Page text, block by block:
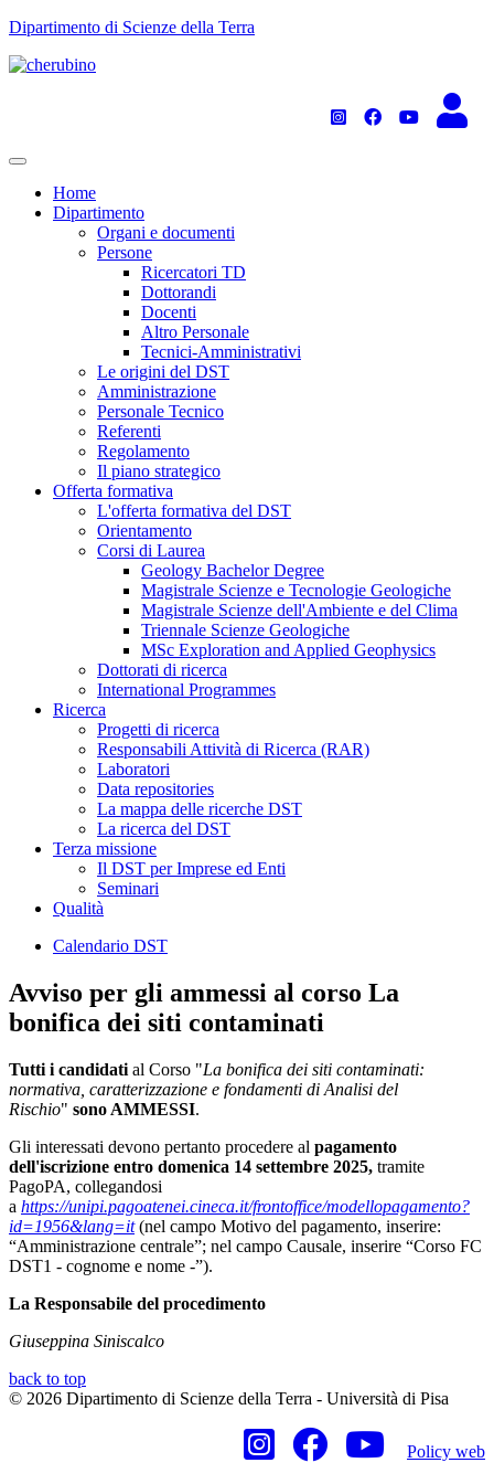
TPL_UNIPI_SKIP_TO_CONTENT
Dipartimento di Scienze della Terra
Home
Dipartimento
Organi e documenti
Persone
Ricercatori TD
Dottorandi
Docenti
Altro Personale
Tecnici-Amministrativi
Le origini del DST
Amministrazione
Personale Tecnico
Referenti
Regolamento
Il piano strategico
Offerta formativa
L'offerta formativa del DST
Orientamento
Corsi di Laurea
Geology Bachelor Degree
Magistrale Scienze e Tecnologie Geologiche
Magistrale Scienze dell'Ambiente e del Clima
Triennale Scienze Geologiche
MSc Exploration and Applied Geophysics
Dottorati di ricerca
International Programmes
Ricerca
Progetti di ricerca
Responsabili Attività di Ricerca (RAR)
Laboratori
Data repositories
La mappa delle ricerche DST
La ricerca del DST
Terza missione
Il DST per Imprese ed Enti
Seminari
Qualità
Calendario DST
Avviso per gli ammessi al corso La
bonifica dei siti contaminati
Tutti i candidati al Corso "La bonifica dei siti contaminati:
normativa, caratterizzazione e fondamenti di Analisi del
Rischio" sono AMMESSI.
Gli interessati devono pertanto procedere al pagamento
dell'iscrizione entro domenica 14 settembre 2025, tramite
PagoPA, collegandosi
a https://unipi.pagoatenei.cineca.it/frontoffice/modellopagamento?
id=1956&lang=it(nel campo Motivo del pagamento, inserire:
“Amministrazione centrale”; nel campo Causale, inserire “Corso FC
DST1 - cognome e nome -”).
La Responsabile del procedimento
Giuseppina Siniscalco
back to top
© 2026 Dipartimento di Scienze della Terra - Università di Pisa
Policy web